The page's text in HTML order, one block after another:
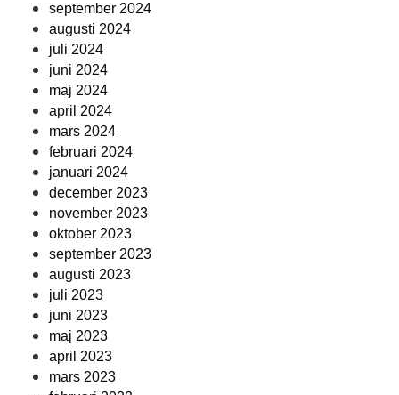
september 2024
augusti 2024
juli 2024
juni 2024
maj 2024
april 2024
mars 2024
februari 2024
januari 2024
december 2023
november 2023
oktober 2023
september 2023
augusti 2023
juli 2023
juni 2023
maj 2023
april 2023
mars 2023